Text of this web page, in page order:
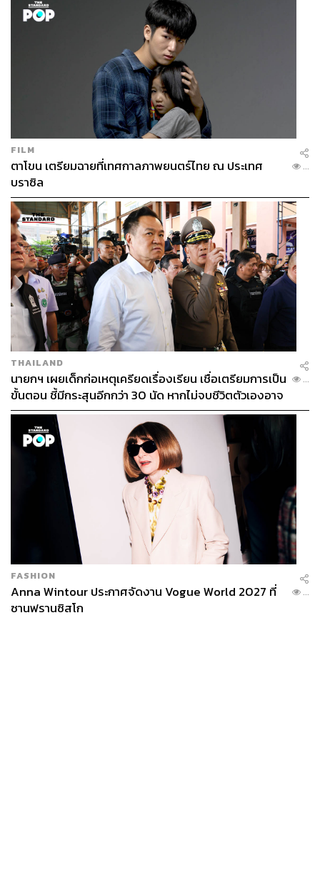
FILM
ตาโขน เตรียมฉายที่เทศกาลภาพยนตร์ไทย ณ ประเทศ
บราซิล
...
THAILAND
นายกฯ เผยเด็กก่อเหตุเครียดเรื่องเรียน เชื่อเตรียมการเป็น
ขั้นตอน ชี้มีกระสุนอีกกว่า 30 นัด หากไม่จบชีวิตตัวเองอาจ
สูญเสียเพิ่ม
...
FASHION
Anna Wintour ประกาศจัดงาน Vogue World 2027 ที่
ซานฟรานซิสโก
...